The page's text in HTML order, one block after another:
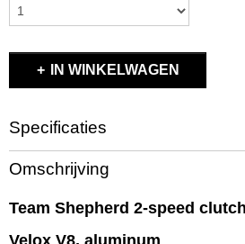
IN WINKELWAGEN
Specificaties
Productcode
604104
EAN code
Productcode leverancier
Omschrijving
Team Shepherd 2-speed
Velox V8, aluminum